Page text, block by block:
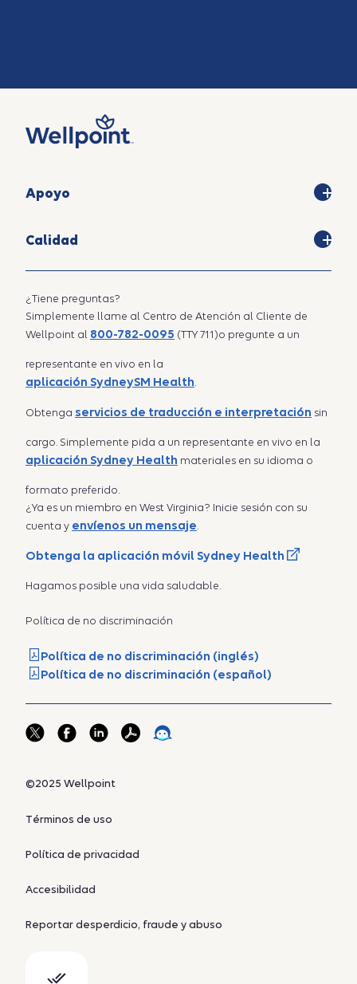
Apoyo
Calidad
¿Tiene preguntas?
Simplemente llame al Centro de Atención al Cliente de
Wellpoint al 800-782-0095 (TTY 711)o pregunte a un
representante en vivo en la
aplicación SydneySM Health
Obtenga servicios de traducción e interpretación sin
cargo. Simplemente pida a un representante en vivo en la
aplicación Sydney Health materiales en su idioma o
formato preferido.
¿Ya es un miembro en West Virginia? Inicie sesión con su
cuenta y envíenos un mensaje
Obtenga la aplicación móvil Sydney Health
Hagamos posible una vida saludable.
Política de no discriminación
Política de no discriminación (inglés)
Política de no discriminación (español)
©2025 Wellpoint
Términos de uso
Política de privacidad
Accesibilidad
Reportar desperdicio, fraude y abuso